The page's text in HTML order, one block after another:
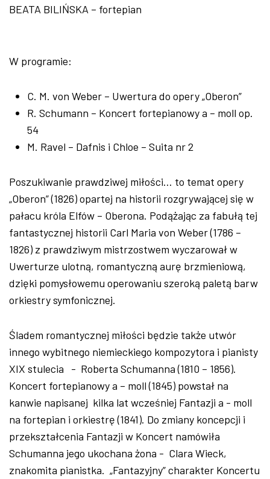
BEATA BILIŃSKA – fortepian
W programie:
C. M. von Weber – Uwertura do opery „Oberon”
R. Schumann – Koncert fortepianowy a – moll op.
54
M. Ravel – Dafnis i Chloe – Suita nr 2
Poszukiwanie prawdziwej miłości… to temat opery
„Oberon” (1826) opartej na historii rozgrywającej się w
pałacu króla Elfów – Oberona. Podążając za fabułą tej
fantastycznej historii Carl Maria von Weber (1786 –
1826) z prawdziwym mistrzostwem wyczarował w
Uwerturze ulotną, romantyczną aurę brzmieniową,
dzięki pomysłowemu operowaniu szeroką paletą barw
orkiestry symfonicznej.
Śladem romantycznej miłości będzie także utwór
innego wybitnego niemieckiego kompozytora i pianisty
XIX stulecia - Roberta Schumanna (1810 – 1856).
Koncert fortepianowy a – moll (1845) powstał na
kanwie napisanej kilka lat wcześniej Fantazji a - moll
na fortepian i orkiestrę (1841). Do zmiany koncepcji i
przekształcenia Fantazji w Koncert namówiła
Schumanna jego ukochana żona - Clara Wieck,
znakomita pianistka. „Fantazyjny” charakter Koncertu